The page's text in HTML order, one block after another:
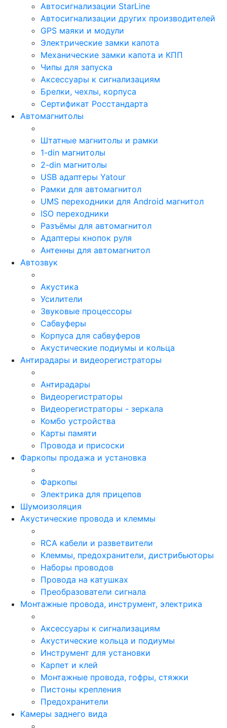
Автосигнализации StarLine
Автосигнализации других производителей
GPS маяки и модули
Электрические замки капота
Механические замки капота и КПП
Чипы для запуска
Аксессуары к сигнализациям
Брелки, чехлы, корпуса
Сертификат Росстандарта
Автомагнитолы
Штатные магнитолы и рамки
1-din магнитолы
2-din магнитолы
USB адаптеры Yatour
Рамки для автомагнитол
UMS переходники для Android магнитол
ISO переходники
Разъёмы для автомагнитол
Адаптеры кнопок руля
Антенны для автомагнитол
Автозвук
Акустика
Усилители
Звуковые процессоры
Сабвуферы
Корпуса для сабвуферов
Акустические подиумы и кольца
Антирадары и видеорегистраторы
Антирадары
Видеорегистраторы
Видеорегистраторы - зеркала
Комбо устройства
Карты памяти
Провода и присоски
Фаркопы продажа и установка
Фаркопы
Электрика для прицепов
Шумоизоляция
Акустические провода и клеммы
RCA кабели и разветвители
Клеммы, предохранители, дистрибьюторы
Наборы проводов
Провода на катушках
Преобразователи сигнала
Монтажные провода, инструмент, электрика
Аксессуары к сигнализациям
Акустические кольца и подиумы
Инструмент для установки
Карпет и клей
Монтажные провода, гофры, стяжки
Пистоны крепления
Предохранители
Камеры заднего вида